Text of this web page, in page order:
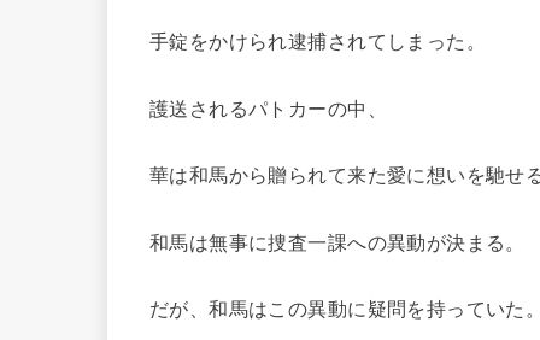
手錠をかけられ逮捕されてしまった。
護送されるパトカーの中、
華は和馬から贈られて来た愛に想いを馳せる
和馬は無事に捜査一課への異動が決まる。
だが、和馬はこの異動に疑問を持っていた。